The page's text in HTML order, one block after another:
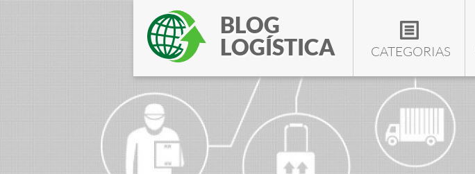
BLOG
LOGÍSTICA
CATEGORIAS